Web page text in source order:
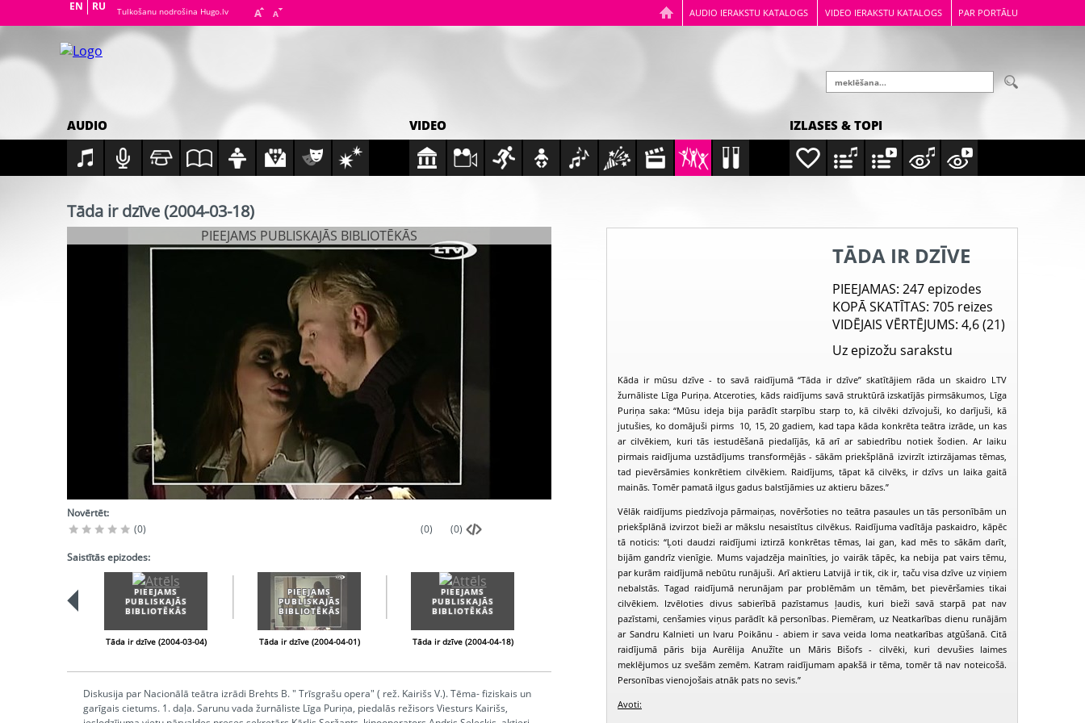
AUDIO IERAKSTU KATALOGS VIDEO IERAKSTU KATALOGS PAR PORTĀLU
EN RU Tulkošanu nodrošina Hugo.lv
AUDIO VIDEO IZLASES & TOPI
Tāda ir dzīve (2004-03-18)
PIEEJAMS PUBLISKAJĀS BIBLIOTĒKĀS
Novērtēt:
(0)
(0) (0)
Saistītās epizodes:
PIEEJAMS
PUBLISKAJĀS
BIBLIOTĒKĀS
Tāda ir dzīve (2004-03-04)
PIEEJAMS
PUBLISKAJĀS
BIBLIOTĒKĀS
Tāda ir dzīve (2004-04-01)
PIEEJAMS
PUBLISKAJĀS
BIBLIOTĒKĀS
Tāda ir dzīve (2004-04-18)
PIEEJAMS
PUBLISKAJĀS
Tāda ir dzīve (2004-04-29)
PIEEJAMS
PUBLISKAJĀS
BIBLIOTĒKĀS
Tāda ir dzīve (2004-05-16)
PIEEJAMS
PUBLISKAJĀS
Tāda ir dzīve (2004-05-27)
Diskusija par Nacionālā teātra izrādi Brehts B. " Trīsgrašu opera" ( rež. Kairišs V.). Tēma- fiziskais un
garīgais cietums. 1. daļa. Sarunu vada žurnāliste Līga Puriņa, piedalās režisors Viesturs Kairišs,
TĀDA IR DZĪVE
PIEEJAMAS: 247 epizodes
KOPĀ SKATĪTAS: 705 reizes
VIDĒJAIS VĒRTĒJUMS: 4,6 (21)
Uz epizožu sarakstu
Kāda ir mūsu dzīve - to savā raidījumā “Tāda ir dzīve” skatītājiem rāda un skaidro LTV
žurnāliste Līga Puriņa. Atceroties, kāds raidījums savā struktūrā izskatījās pirmsākumos, Līga
Puriņa saka: “Mūsu ideja bija parādīt starpību starp to, kā cilvēki dzīvojuši, ko darījuši, kā
jutušies, ko domājuši pirms 10, 15, 20 gadiem, kad tapa kāda konkrēta teātra izrāde, un kas
ar cilvēkiem, kuri tās iestudēšanā piedalījās, kā arī ar sabiedrību notiek šodien. Ar laiku
pirmais raidījuma uzstādījums transformējās - sākām priekšplānā izvirzīt iztirzājamas tēmas,
tad pievērsāmies konkrētiem cilvēkiem. Raidījums, tāpat kā cilvēks, ir dzīvs un laika gaitā
mainās. Tomēr pamatā ilgus gadus balstījāmies uz aktieru bāzes.”
Vēlāk raidījums piedzīvoja pārmaiņas, novēršoties no teātra pasaules un tās personībām un
priekšplānā izvirzot bieži ar mākslu nesaistītus cilvēkus. Raidījuma vadītāja paskaidro, kāpēc
tā noticis: “Ļoti daudzi raidījumi iztirzā konkrētas tēmas, lai gan, kad mēs to sākām darīt,
bijām gandrīz vienīgie. Mums vajadzēja mainīties, jo vairāk tāpēc, ka nebija pat vairs tēmu,
par kurām raidījumā nebūtu runājuši. Arī aktieru Latvijā ir tik, cik ir, taču visa dzīve uz viņiem
nebalstās. Tagad raidījumā nerunājam par problēmām un tēmām, bet pievēršamies tikai
cilvēkiem. Izvēloties divus sabierībā pazīstamus ļaudis, kuri bieži savā starpā pat nav
pazīstami, cenšamies viņus parādīt kā personības. Piemēram, uz Neatkarības dienu runājām
ar Sandru Kalnieti un Ivaru Poikānu - abiem ir sava veida loma neatkarības atgūšanā. Citā
raidījumā pāris bija Aurēlija Anužīte un Māris Bišofs - cilvēki, kuri devušies laimes
meklējumos uz svešām zemēm. Katram raidījumam apakšā ir tēma, tomēr tā nav noteicošā.
Personības vienojošais atnāk pats no sevis.”
Avoti: